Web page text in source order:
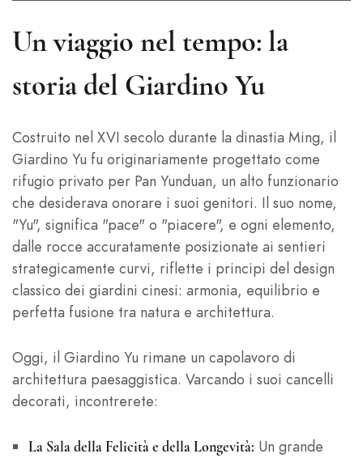
Un viaggio nel tempo: la
storia del Giardino Yu
Costruito nel XVI secolo durante la dinastia Ming, il
Giardino Yu fu originariamente progettato come
rifugio privato per Pan Yunduan, un alto funzionario
che desiderava onorare i suoi genitori. Il suo nome,
"Yu", significa "pace" o "piacere", e ogni elemento,
dalle rocce accuratamente posizionate ai sentieri
strategicamente curvi, riflette i principi del design
classico dei giardini cinesi: armonia, equilibrio e
perfetta fusione tra natura e architettura.
Oggi, il Giardino Yu rimane un capolavoro di
architettura paesaggistica. Varcando i suoi cancelli
decorati, incontrerete:
La Sala della Felicità e della Longevità: Un grande